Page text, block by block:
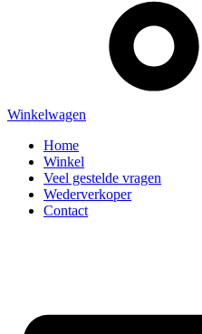
Winkelwagen
Home
Winkel
Veel gestelde vragen
Wederverkoper
Contact